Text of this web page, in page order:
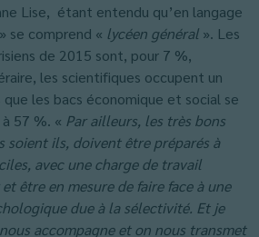
Lise, étant entendu qu’en langage
» se comprend « lycéen général ». Les
de 2015 sont, pour 7 %,
les scientifiques occupent un
les bacs économique et social se
57 %. « Par ailleurs, les très bons
soient ils, doivent être préparés à
avec une charge de travail
être en mesure de faire face à une
due à la sélectivité. Et je
accompagne et on nous transmet